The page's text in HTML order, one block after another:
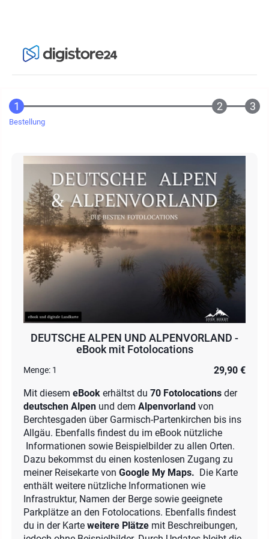
Bestellung
DEUTSCHE ALPEN UND ALPENVORLAND -
eBook mit Fotolocations
Menge: 1
29,90 €
Mit diesem eBook erhältst du 70 Fotolocations der
deutschen Alpen und dem Alpenvorland von
Berchtesgaden über Garmisch-Partenkirchen bis ins
Allgäu. Ebenfalls findest du im eBook nützliche
Informationen sowie Beispielbilder zu allen Orten.
Dazu bekommst du einen kostenlosen Zugang zu
meiner Reisekarte von Google My Maps. Die Karte
enthält weitere nützliche Informationen wie
Infrastruktur, Namen der Berge sowie geeignete
Parkplätze an den Fotolocations. Ebenfalls findest
du in der Karte weitere Plätze mit Beschreibungen,